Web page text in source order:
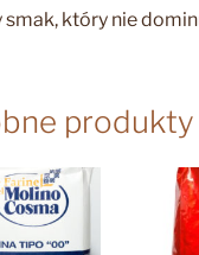
smak, który nie
produkty